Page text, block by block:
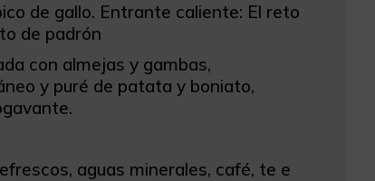
de gallo. Entrante caliente: El reto
de padrón
con almejas y gambas,
y puré de patata y boniato,
aguas minerales, café, te e